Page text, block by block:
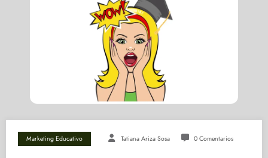
Marketing Educativo Tatiana Ariza Sosa 0 Comentarios